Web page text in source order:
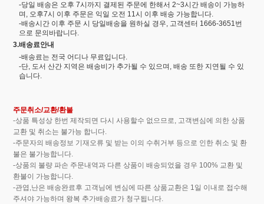
-당일 배송은 오후 7시까지 결제된 주문에 한해서 2~3시간 배송이 가능하
며, 오후7시 이후 주문은 익일 오전 11시 이후 배송 가능합니다.
-배송시간 이후 주문 시 당일배송을 원하실 경우, 고객센터 1666-3651번
으로 문의바랍니다.
3.배송료안내
-배송료는 전국 어디나 무료입니다.
-단, 도서 산간 지역은 배송비가 추가될 수 있으며, 배송 또한 지연될 수 있
습니다.
주문취소/교환/환불
-상품 특성상 한번 제작되면 다시 사용할수 없으므로, 고객변심에 의한 상품
교환 및 취소는 불가능 합니다.
-주문자의 배송정보 기재오류 및 받는 이의 수취거부 등으로 인한 취소 및 환
불은 불가능합니다.
-상품의 불량 파손 주문내역과 다른 상품이 배송되었을 경우 100% 교환 및
환불이 가능합니다.
-관엽,난은 배송완료후 고객님에 변심에 따른 상품교환은 1일 이내로 접수해
주셔야 가능하며 왕복 추가배송료가 청구됩니다.